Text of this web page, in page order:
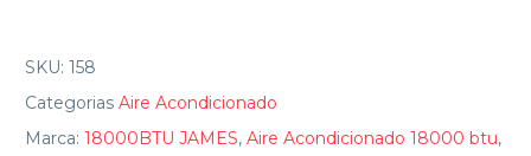
SKU: 158
Categorias Aire Acondicionado
Marca: 18000BTU JAMES, Aire Acondicionado 18000 btu,